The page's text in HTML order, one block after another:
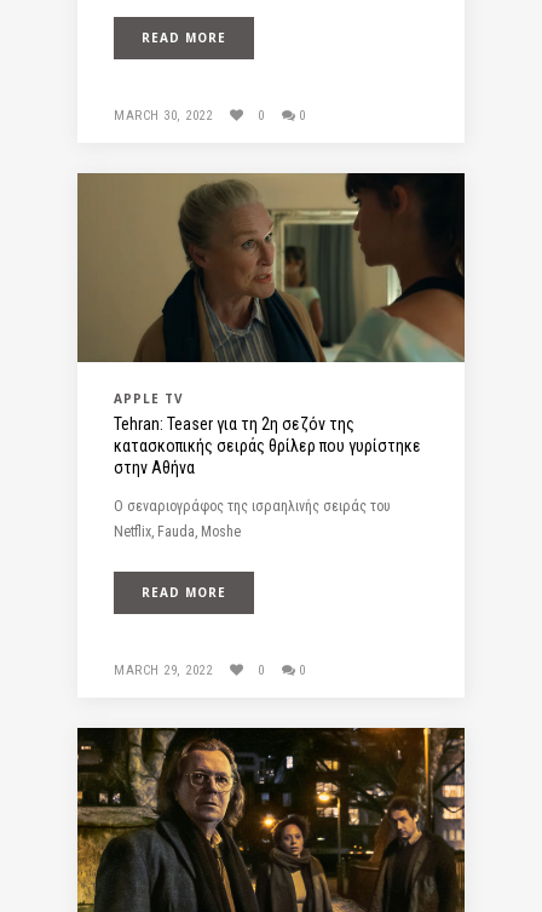
READ MORE
MARCH 30, 2022 0 0
APPLE TV
Tehran: Teaser για τη 2η σεζόν της
κατασκοπικής σειράς θρίλερ που γυρίστηκε
στην Αθήνα
O σεναριογράφος της ισραηλινής σειράς του
Netflix, Fauda, Moshe
READ MORE
MARCH 29, 2022 0 0